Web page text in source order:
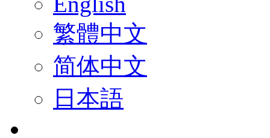
繁體中文
简体中文
日本語